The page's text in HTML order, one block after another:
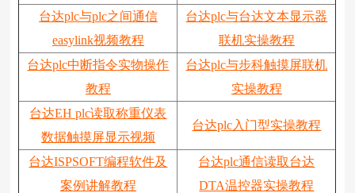
台达plc与plc之间通信
easylink视频教程
台达plc与台达文本显示器
联机实操教程
台达plc中断指令实物操作
教程
台达plc与步科触摸屏联机
实操教程
台达EH plc读取称重仪表
数据触摸屏显示视频
台达plc入门型实操教程
台达ISPSOFT编程软件及
案例讲解教程
台达plc通信读取台达
DTA温控器实操教程